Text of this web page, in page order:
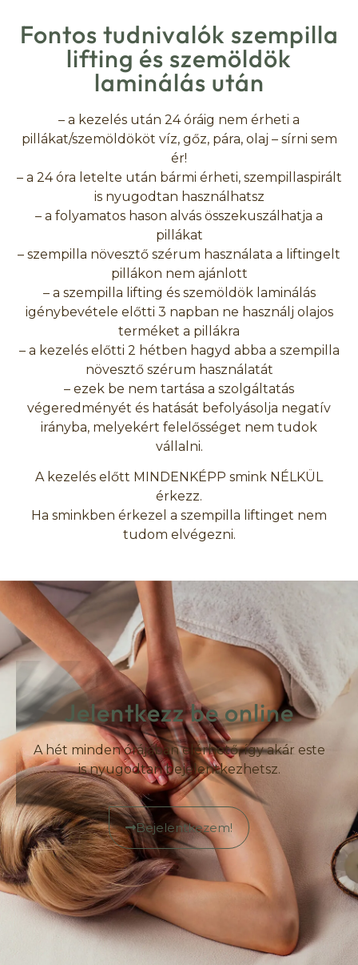
Fontos tudnivalók szempilla
lifting és szemöldök
laminálás után
– a kezelés után 24 óráig nem érheti a
pillákat/szemöldököt víz, gőz, pára, olaj – sírni sem
ér!
– a 24 óra letelte után bármi érheti, szempillaspirált
is nyugodtan használhatsz
– a folyamatos hason alvás összekuszálhatja a
pillákat
– szempilla növesztő szérum használata a liftingelt
pillákon nem ajánlott
– a szempilla lifting és szemöldök laminálás
igénybevétele előtti 3 napban ne használj olajos
terméket a pillákra
– a kezelés előtti 2 hétben hagyd abba a szempilla
növesztő szérum használatát
– ezek be nem tartása a szolgáltatás
végeredményét és hatását befolyásolja negatív
irányba, melyekért felelősséget nem tudok
vállalni.
A kezelés előtt MINDENKÉPP smink NÉLKÜL
érkezz.
Ha sminkben érkezel a szempilla liftinget nem
tudom elvégezni.
Jelentkezz be online
A hét minden órájában elérhető, így akár este
is nyugodtan bejelentkezhetsz.
Bejelentkezem!